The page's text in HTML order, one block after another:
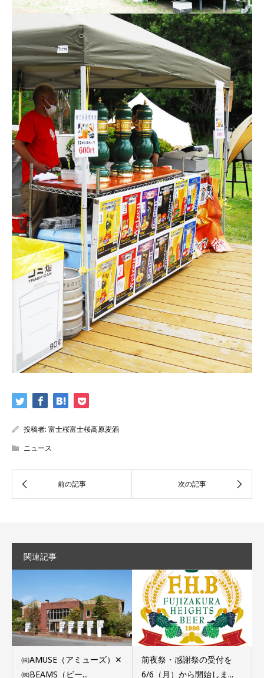
投稿者: 富士桜富士桜高原麦酒
ニュース
関連記事
㈱AMUSE（アミューズ）✕
㈱BEAMS（ビー...
前夜祭・感謝祭の受付を
6/6（月）から開始しま...